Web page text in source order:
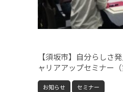
【須坂市】自分らしさ
ャリアアップセミナー（
お知らせ セミナー